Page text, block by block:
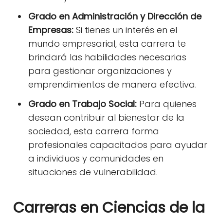
Grado en Administración y Dirección de
Empresas: Si tienes un interés en el
mundo empresarial, esta carrera te
brindará las habilidades necesarias
para gestionar organizaciones y
emprendimientos de manera efectiva.
Grado en Trabajo Social: Para quienes
desean contribuir al bienestar de la
sociedad, esta carrera forma
profesionales capacitados para ayudar
a individuos y comunidades en
situaciones de vulnerabilidad.
Carreras en Ciencias de la